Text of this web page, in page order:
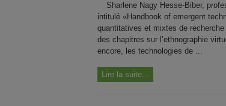
Sharlene Nagy Hesse-Biber,
intitulé «Handbook of emergent
quantitatives et mixtes de
des chapitres sur l’ethnographie
encore, les technologies de ...
Lire la suite...